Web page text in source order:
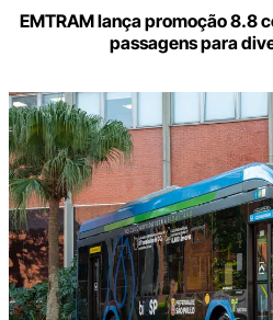
EMTRAM lança promoção 8.8
passagens para